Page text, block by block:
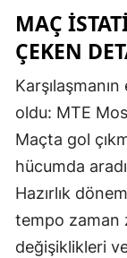
MAÇ
ÇEKEN
oldu: MTE
Maçta gol
hücumda
Hazırlık
tempo zaman
değişiklikleri